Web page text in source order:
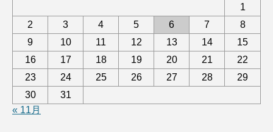
1
2
3 4 5 6 7
8
9
10 11 12 13 14
15
16
17 18 19 20 21
22
23
24 25 26 27 28
29
30
31
« 11月